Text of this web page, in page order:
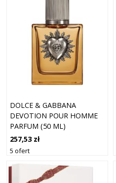
DOLCE & GABBANA
DEVOTION POUR HOMME
PARFUM (50 ML)
257,53 zł
5 ofert